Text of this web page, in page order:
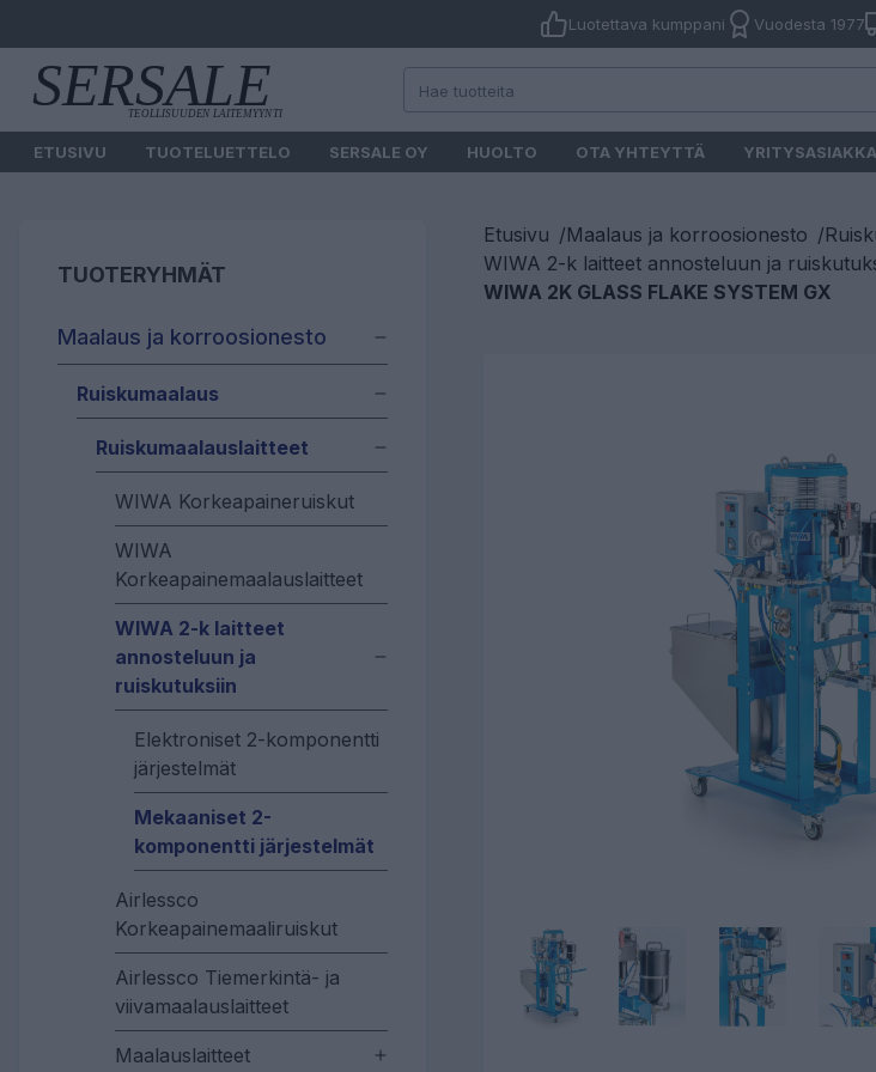
Luotettava kumppani Vuodesta 1977
ETUSIVU TUOTELUETTELO SERSALE OY HUOLTO OTA YHTEYTTÄ
TUOTERYHMÄT
Maalaus ja korroosionesto
Ruiskumaalaus
Ruiskumaalauslaitteet
WIWA Korkeapaineruiskut
WIWA
Korkeapainemaalauslaitteet
WIWA 2-k laitteet
annosteluun ja
ruiskutuksiin
Elektroniset 2-komponentti
järjestelmät
Mekaaniset 2-
komponentti järjestelmät
Airlessco
Korkeapainemaaliruiskut
Airlessco Tiemerkintä- ja
viivamaalauslaitteet
Maalauslaitteet
Etusivu /Maalaus ja korroosionesto /
WIWA 2-k laitteet annosteluun ja
WIWA 2K GLASS FLAKE SYSTEM GX